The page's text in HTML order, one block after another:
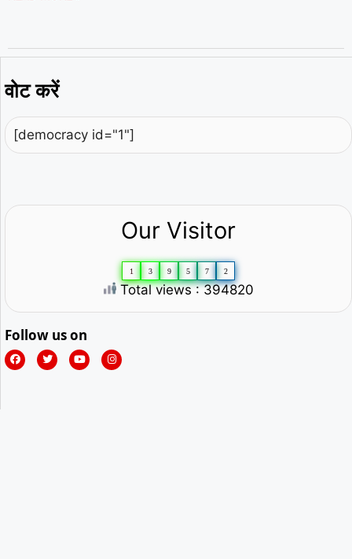
वोट करें
[democracy id="1"]
Our Visitor
1 3 9 5 7 2
Total views : 394820
Follow us on